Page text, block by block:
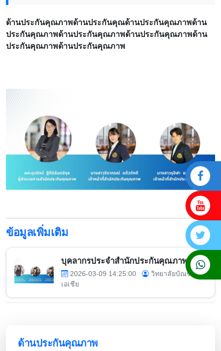
ด้านประกันคุณภาพด้านประกันคุณด้านประกันคุณภาพด้าน
ประกันคุณภาพด้านประกันคุณภาพด้านประกันคุณภาพด้าน
ประกันคุณภาพด้านประกันคุณภาพ
ข้อมูลเพิ่มเติม
บุคลากรประจำสำนักประกันคุณภาพ
2026-03-09 14:25:00
วิทยาลัยบัณฑิต
เอเชีย
ด้านประกันคุณภาพ